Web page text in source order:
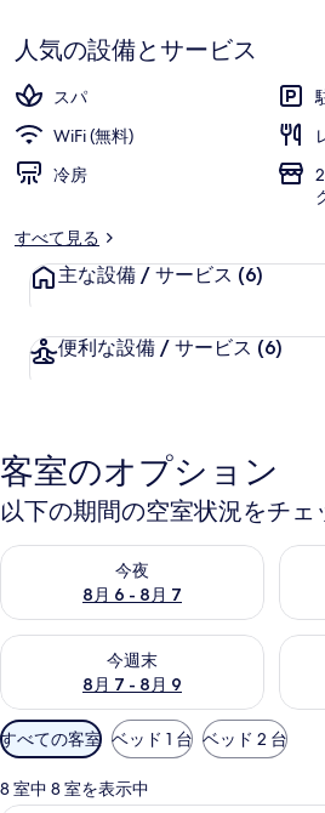
安
店)
の
写
ギ
す
人気の設備とサービス
スパ
WiFi (無料)
冷房
すべて見る
主な設備 / サービス (6)
便利な設備 / サービス (6)
客室のオプション
以下の期間の空室状況をチェ
今夜
8月 6 - 8月 7
今夜 8月 6 - 8月 7 の空室状況をチェッ
明日
今週末
8月 7 - 8月 9
今週末 8月 7 - 8月 9 の空室状況をチェ
来週
利
用
可
すべての客室 ベッド 1 台 ベッド 2 台
8 室中 8 室を表示中